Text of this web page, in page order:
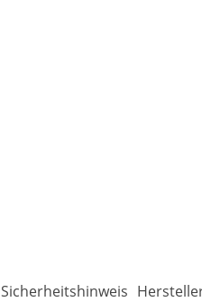
Sicherheitshinweis